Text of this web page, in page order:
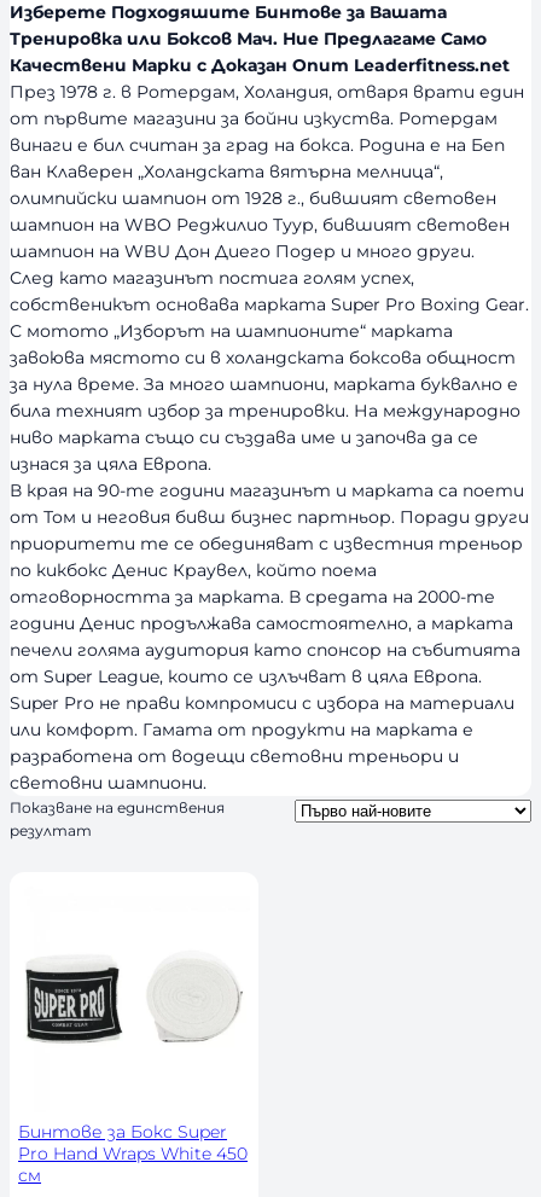
ч
н
о
с
т
Изберете Подходяшите Бинтове за Вашата
Тренировка или Боксов Мач. Ние Предлагаме Само
Качествени Марки с Доказан Опит Leaderfitness.net
През 1978 г. в Ротердам, Холандия, отваря врати един
от първите магазини за бойни изкуства. Ротердам
винаги е бил считан за град на бокса. Родина е на Беп
ван Клаверен „Холандската вятърна мелница“,
олимпийски шампион от 1928 г., бившият световен
шампион на WBO Реджилио Туур, бившият световен
шампион на WBU Дон Диего Подер и много други.
След като магазинът постига голям успех,
собственикът основава марката Super Pro Boxing Gear.
С мотото „Изборът на шампионите“ марката
завоюва мястото си в холандската боксова общност
за нула време. За много шампиони, марката буквално е
била техният избор за тренировки. На международно
ниво марката също си създава име и започва да се
изнася за цяла Европа.
В края на 90-те години магазинът и марката са поети
от Том и неговия бивш бизнес партньор. Поради други
приоритети те се обединяват с известния треньор
по кикбокс Денис Краувел, който поема
отговорността за марката. В средата на 2000-те
години Денис продължава самостоятелно, а марката
печели голяма аудитория като спонсор на събитията
от Super League, които се излъчват в цяла Европа.
Super Pro не прави компромиси с избора на материали
или комфорт. Гамата от продукти на марката е
разработена от водещи световни треньори и
световни шампиони.
Показване на единствения
резултат
Бинтове за Бокс Super
Pro Hand Wraps White 450
см